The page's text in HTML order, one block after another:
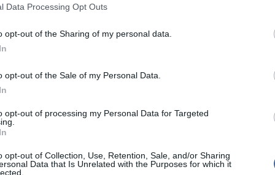
Data Processing Opt Outs
opt-out of the Sharing of my personal data.
opt-out of the Sale of my Personal Data.
opt-out of processing my Personal Data for Targeted
opt-out of Collection, Use, Retention, Sale, and/or Sharing
Data that Is Unrelated with the Purposes for which it
hozzászólások nem a
a hírek publikációjával foglalkozik, a kommenteket nem tudja
személyiségi jogainak és jó hírnevének tiszteletben tartásával
Nem is
Tanár Úr